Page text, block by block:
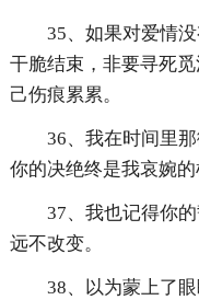
35、如果对爱情
干脆结束，非要寻死
己伤痕累累。
36、我在时间里
你的决绝终是我哀婉的
37、我也记得你
远不改变。
38、以为蒙上了